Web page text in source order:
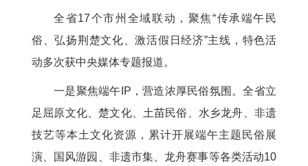
全省17个市州全域联动，聚焦“传承端午民
俗、弘扬荆楚文化、激活假日经济”主线，特色活
动多次获中央媒体专题报道。
一是聚焦端午IP，营造浓厚民俗氛围。全省立
足屈原文化、楚文化、土苗民俗、水乡龙舟、非遗
技艺等本土文化资源，累计开展端午主题民俗展
演、国风游园、非遗市集、龙舟赛事等各类活动10